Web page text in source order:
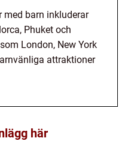
med barn inkluderar
Phuket och
London, New York
attraktioner
här